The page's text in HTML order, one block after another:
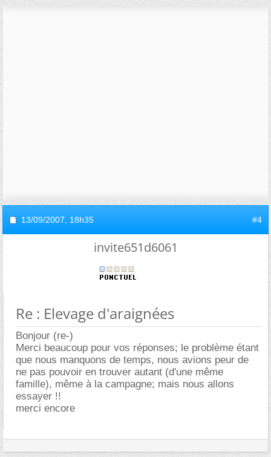
13/09/2007, 18h35 #4
invite651d6061
Re : Elevage d'araignées
Bonjour (re-)
Merci beaucoup pour vos réponses; le problème étant
que nous manquons de temps, nous avions peur de
ne pas pouvoir en trouver autant (d'une même
famille), même à la campagne; mais nous allons
essayer !!
merci encore